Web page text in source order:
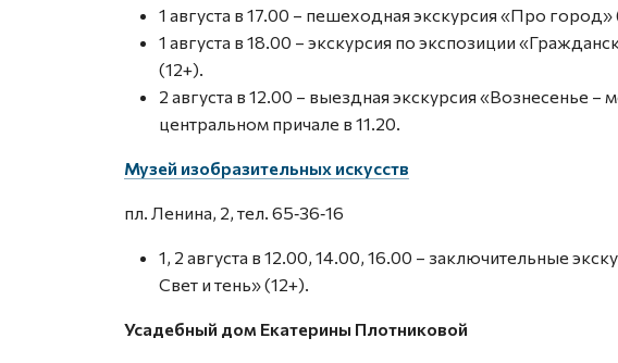
1 августа в 17.00 – пешеходная экскурсия «Про город»
1 августа в 18.00 – экскурсия по экспозиции
(12+).
2 августа в 12.00 – выездная экскурсия «Вознесенье –
центральном причале в 11.20.
Музей изобразительных искусств
пл. Ленина, 2, тел. 65‑36‑16
1, 2 августа в 12.00, 14.00, 16.00 – заключительные
Свет и тень» (12+).
Усадебный дом Екатерины Плотниковой